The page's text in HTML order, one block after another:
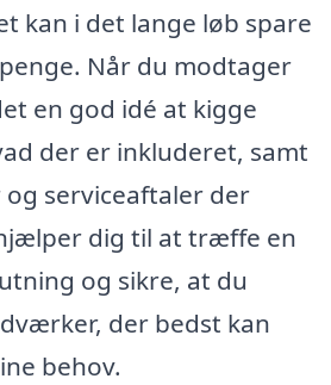
kan i det lange løb spare
Når du modtager
en god idé at kigge
der er inkluderet, samt
serviceaftaler der
dig til at træffe en
og sikre, at du
der bedst kan
behov.